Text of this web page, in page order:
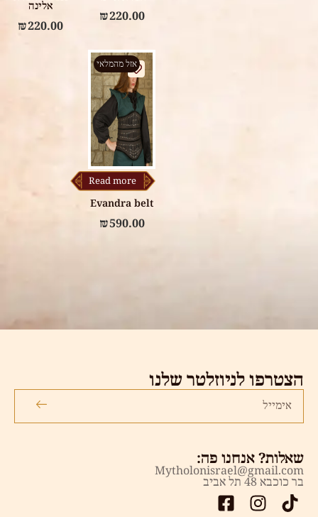
₪220.00
אלינה
₪220.00
אזל מהמלאי
Read more
Evandra belt
₪590.00
הצטרפו לניוזלטר שלנו
שאלות? אנחנו פה:
Mytholonisrael@gmail.com
בר כוכבא 48 תל אביב